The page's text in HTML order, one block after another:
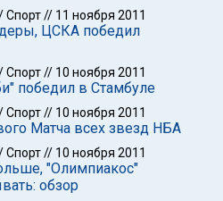
Спорт// 11 ноября 2011
ЦСКА победил
Спорт// 10 ноября 2011
победил в Стамбуле
Спорт// 10 ноября 2011
Матча всех звезд НБА
Спорт// 10 ноября 2011
"Олимпиакос"
обзор